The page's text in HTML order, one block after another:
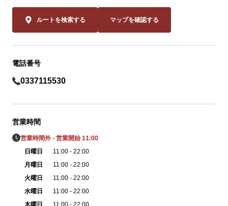
ルートを検索する マップを確認する
電話番号
0337115530
営業時間
営業時間外 - 営業開始 11:00
日曜日
11:00 - 22:00
月曜日
11:00 - 22:00
火曜日
11:00 - 22:00
水曜日
11:00 - 22:00
木曜日
11:00 - 22:00